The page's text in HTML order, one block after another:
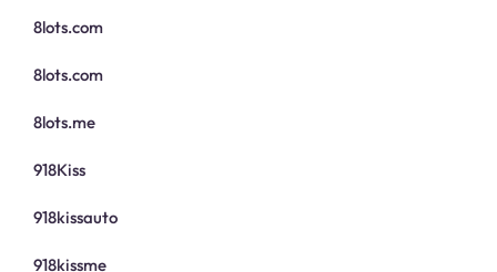
8lots.com
8lots.com
8lots.me
918Kiss
918kissauto
918kissme